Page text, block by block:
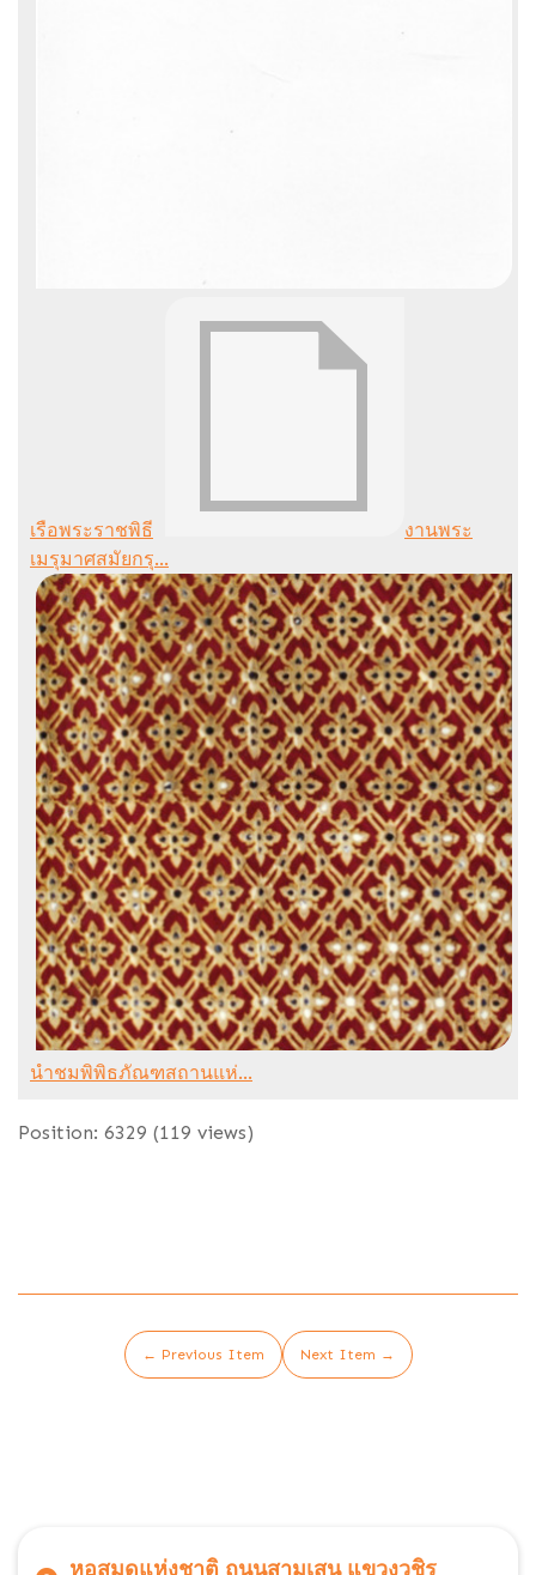
เรือพระราชพิธี
งานพระ
เมรุมาศสมัยกรุ...
นำชมพิพิธภัณฑสถานแห่...
Position: 6329 (119 views)
← Previous Item Next Item →
หอสมุดแห่งชาติ ถนนสามเสน แขวงวชิร